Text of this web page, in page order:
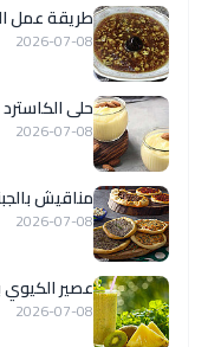
طريقة عمل
2026-07-08
حلى الكاسترد
2026-07-08
مناقيش
2026-07-08
عصير الكيوي
2026-07-08